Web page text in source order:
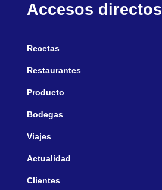
Accesos directos
Recetas
Restaurantes
Producto
Bodegas
Viajes
Actualidad
Clientes